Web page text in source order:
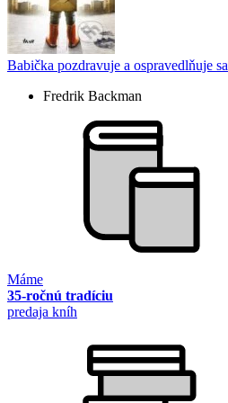
Babička pozdravuje a ospravedlňuje sa
Fredrik Backman
Máme
35-ročnú tradíciu
predaja kníh